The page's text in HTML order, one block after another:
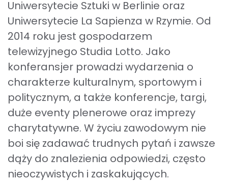
„Innowator Pomorza Zachodniego” 2025
Uniwersytecie Sztuki w Berlinie oraz
Uniwersytecie La Sapienza w Rzymie. Od
2014 roku jest gospodarzem
telewizyjnego Studia Lotto. Jako
konferansjer prowadzi wydarzenia o
charakterze kulturalnym, sportowym i
politycznym, a także konferencje, targi,
duże eventy plenerowe oraz imprezy
charytatywne. W życiu zawodowym nie
boi się zadawać trudnych pytań i zawsze
dąży do znalezienia odpowiedzi, często
nieoczywistych i zaskakujących.